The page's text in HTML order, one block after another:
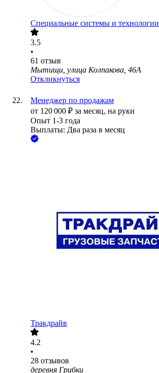
Специальные системы и технологии
3.5
•
61 отзыв
Мытищи, улица Колпакова, 46А
Откликнуться
Менеджер по продажам
от 120 000 ₽ за месяц, на руки
Опыт 1-3 года
Выплаты: Два раза в месяц
Тракдрайв
4.2
•
28 отзывов
деревня Грибки